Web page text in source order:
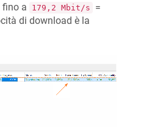
a
179,2 Mbit/s =
di download è la